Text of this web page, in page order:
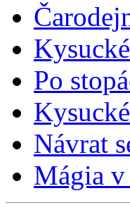
Po
Návrat
Mágia